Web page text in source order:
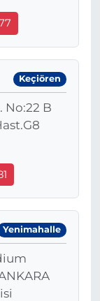
Keçiören
No:22 B
Yenimahalle